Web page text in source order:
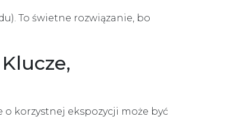
To świetne rozwiązanie, bo
korzystnej ekspozycji może być